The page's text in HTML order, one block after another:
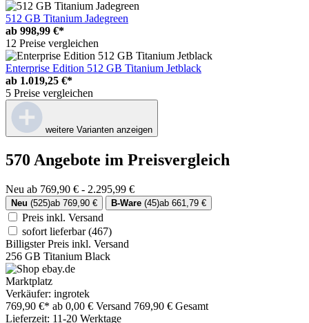
512 GB Titanium Jadegreen
ab 998,99 €*
12 Preise vergleichen
Enterprise Edition 512 GB Titanium Jetblack
ab 1.019,25 €*
5 Preise vergleichen
weitere Varianten anzeigen
570 Angebote im Preisvergleich
Neu ab 769,90 € - 2.295,99 €
Neu (525)ab 769,90 € B-Ware (45)ab 661,79 €
Preis inkl. Versand
sofort lieferbar(467)
Billigster Preis inkl. Versand
256 GB Titanium Black
Marktplatz
Verkäufer: ingrotek
769,90 €* ab 0,00 € Versand 769,90 € Gesamt
Lieferzeit: 11-20 Werktage